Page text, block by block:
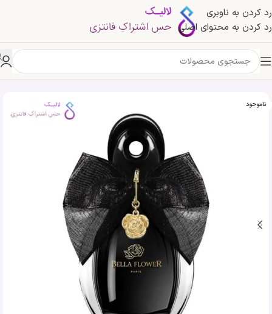
رد کردن به ناوبری
رد کردن به محتوای اصلی
خانه »فروشگاه »ادکلن بلا فلاور بلک جی پارلیس جمینا بی | Geparlys Bella Flower Paris Gemina.b
ناموجود